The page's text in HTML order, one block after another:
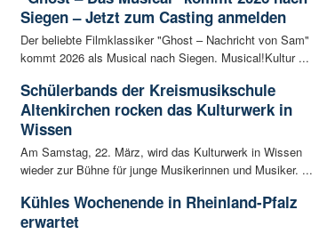
Siegen – Jetzt zum Casting anmelden
Der beliebte Filmklassiker "Ghost – Nachricht von Sam"
kommt 2026 als Musical nach Siegen. Musical!Kultur ...
Schülerbands der Kreismusikschule
Altenkirchen rocken das Kulturwerk in
Wissen
Am Samstag, 22. März, wird das Kulturwerk in Wissen
wieder zur Bühne für junge Musikerinnen und Musiker. ...
Kühles Wochenende in Rheinland-Pfalz
erwartet